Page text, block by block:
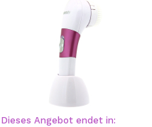
Dieses Angebot endet in: